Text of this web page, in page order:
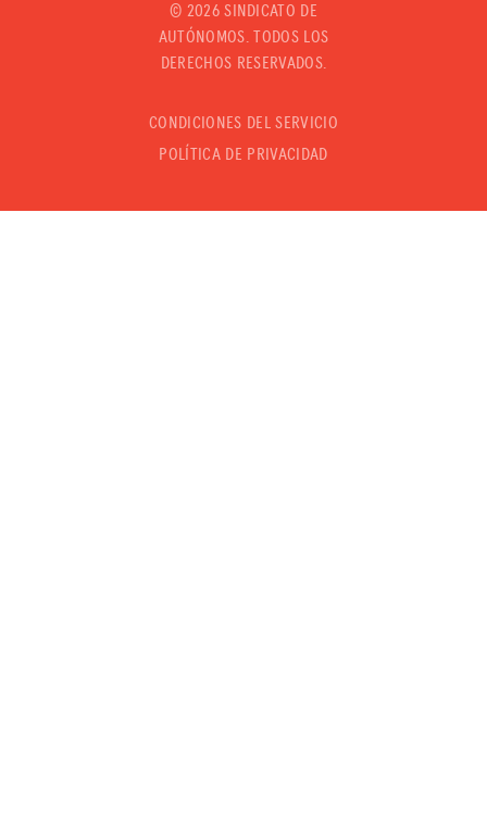
© 2026 SINDICATO DE
AUTÓNOMOS. TODOS LOS
DERECHOS RESERVADOS.
CONDICIONES DEL SERVICIO
POLÍTICA DE PRIVACIDAD